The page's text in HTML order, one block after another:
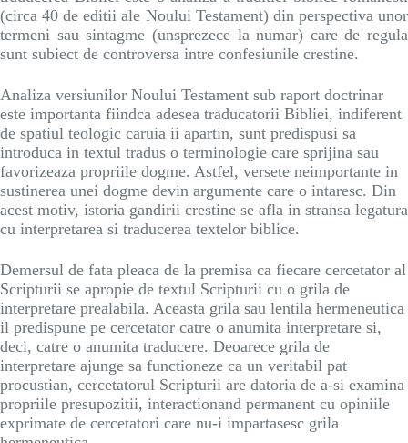
(circa 40 de editii ale Noului Testament) din perspectiva unor
termeni sau sintagme (unsprezece la numar) care de regula
sunt subiect de controversa intre confesiunile crestine.
Analiza versiunilor Noului Testament sub raport doctrinar
este importanta fiindca adesea traducatorii Bibliei, indiferent
de spatiul teologic caruia ii apartin, sunt predispusi sa
introduca in textul tradus o terminologie care sprijina sau
favorizeaza propriile dogme. Astfel, versete neimportante in
sustinerea unei dogme devin argumente care o intaresc. Din
acest motiv, istoria gandirii crestine se afla in stransa legatura
cu interpretarea si traducerea textelor biblice.
Demersul de fata pleaca de la premisa ca fiecare cercetator al
Scripturii se apropie de textul Scripturii cu o grila de
interpretare prealabila. Aceasta grila sau lentila hermeneutica
il predispune pe cercetator catre o anumita interpretare si,
deci, catre o anumita traducere. Deoarece grila de
interpretare ajunge sa functioneze ca un veritabil pat
procustian, cercetatorul Scripturii are datoria de a-si examina
propriile presupozitii, interactionand permanent cu opiniile
exprimate de cercetatori care nu-i impartasesc grila